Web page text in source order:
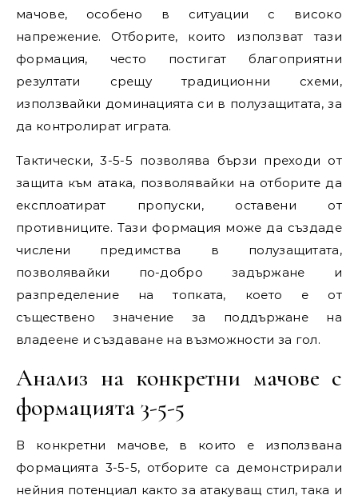
мачове, особено в ситуации с високо
напрежение. Отборите, които използват тази
формация, често постигат благоприятни
резултати срещу традиционни схеми,
използвайки доминацията си в полузащитата, за
да контролират играта.
Тактически, 3-5-5 позволява бързи преходи от
защита към атака, позволявайки на отборите да
експлоатират пропуски, оставени от
противниците. Тази формация може да създаде
числени предимства в полузащитата,
позволявайки по-добро задържане и
разпределение на топката, което е от
съществено значение за поддържане на
владеене и създаване на възможности за гол.
Анализ на конкретни мачове с
формацията 3-5-5
В конкретни мачове, в които е използвана
формацията 3-5-5, отборите са демонстрирали
нейния потенциал както за атакуващ стил, така и